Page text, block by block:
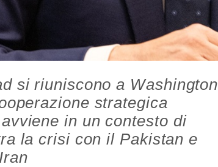
si riuniscono a Washington
strategica
in un contesto di
la crisi con il Pakistan e